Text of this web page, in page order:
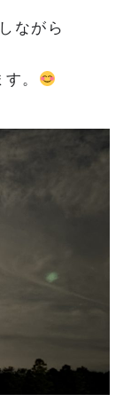
ながら
。